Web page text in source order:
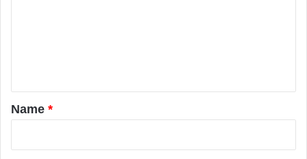
*
Name *